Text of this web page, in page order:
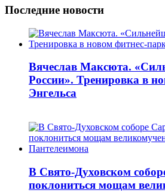
Последние новости
Вячеслав Максюта.
России». Тренировка в
Энгельса
В Свято-Духовском
поклониться мощам